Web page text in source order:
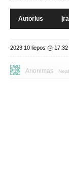
Autorius
2023 10 liepos @ 17:32
Anonimas